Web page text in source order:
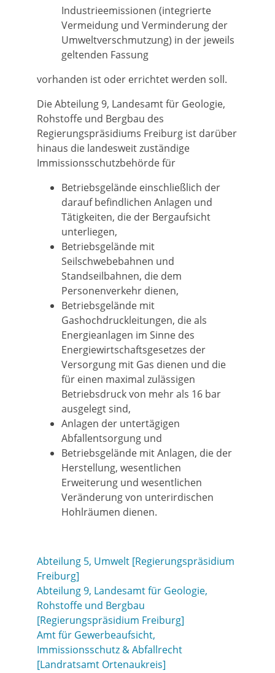
Industrieemissionen (integrierte
Vermeidung und Verminderung der
Umweltverschmutzung) in der jeweils
geltenden Fassung
vorhanden ist oder errichtet werden soll.
Die Abteilung 9, Landesamt für Geologie,
Rohstoffe und Bergbau des
Regierungspräsidiums Freiburg ist darüber
hinaus die landesweit zuständige
Immissionsschutzbehörde für
Betriebsgelände einschließlich der
darauf befindlichen Anlagen und
Tätigkeiten, die der Bergaufsicht
unterliegen,
Betriebsgelände mit
Seilschwebebahnen und
Standseilbahnen, die dem
Personenverkehr dienen,
Betriebsgelände mit
Gashochdruckleitungen, die als
Energieanlagen im Sinne des
Energiewirtschaftsgesetzes der
Versorgung mit Gas dienen und die
für einen maximal zulässigen
Betriebsdruck von mehr als 16 bar
ausgelegt sind,
Anlagen der untertägigen
Abfallentsorgung und
Betriebsgelände mit Anlagen, die der
Herstellung, wesentlichen
Erweiterung und wesentlichen
Veränderung von unterirdischen
Hohlräumen dienen.
Abteilung 5, Umwelt [Regierungspräsidium
Freiburg]
Abteilung 9, Landesamt für Geologie,
Rohstoffe und Bergbau
[Regierungspräsidium Freiburg]
Amt für Gewerbeaufsicht,
Immissionsschutz & Abfallrecht
[Landratsamt Ortenaukreis]